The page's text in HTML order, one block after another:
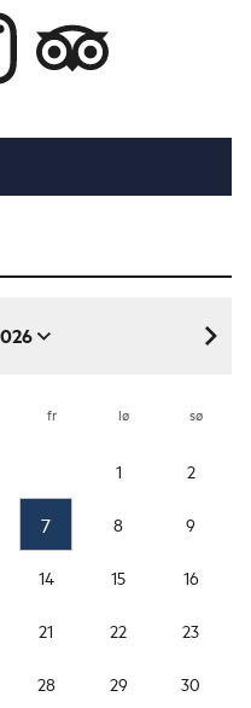
2026
fr lø sø
1 2
7 8 9
14 15 16
21 22 23
28 29 30